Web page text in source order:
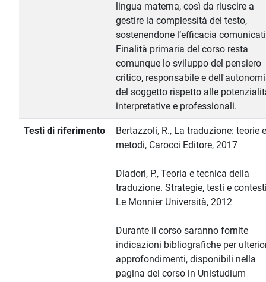
lingua materna, così da riuscire a
gestire la complessità del testo,
sostenendone l’efficacia
Finalità primaria del corso resta
comunque lo sviluppo del pensiero
critico, responsabile e
del soggetto rispetto alle
interpretative e professionali.
Testi di riferimento
Bertazzoli, R., La traduzione: teorie e
metodi, Carocci Editore, 2017
Diadori, P., Teoria e tecnica della
traduzione. Strategie, testi e
Le Monnier Università, 2012
Durante il corso saranno fornite
indicazioni bibliografiche per
approfondimenti, disponibili nella
pagina del corso in Unistudium